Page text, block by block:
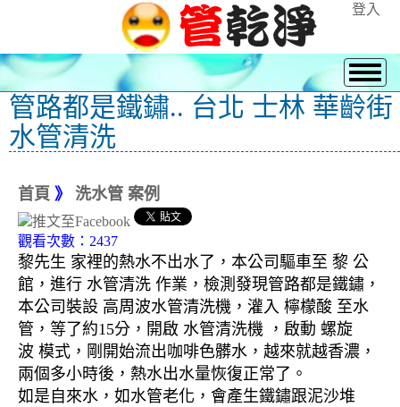
登入
管路都是鐵鏽.. 台北 士林 華齡街
水管清洗
首頁 》 洗水管 案例
觀看次數：2437
黎先生 家裡的熱水不出水了，本公司驅車至 黎 公
館，進行 水管清洗 作業，檢測發現管路都是鐵鏽，
本公司裝設 高周波水管清洗機，灌入 檸檬酸 至水
管，等了約15分，開啟 水管清洗機 ，啟動 螺旋
波 模式，剛開始流出咖啡色髒水，越來就越香濃，
兩個多小時後，熱水出水量恢復正常了。
如是自來水，如水管老化，會產生鐵鏽跟泥沙堆